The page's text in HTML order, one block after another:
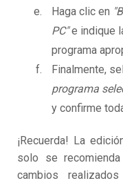
Haga clic en
PC"e indique
programa
Finalmente,
programa
y confirme
¡Recuerda! La
solo se
cambios